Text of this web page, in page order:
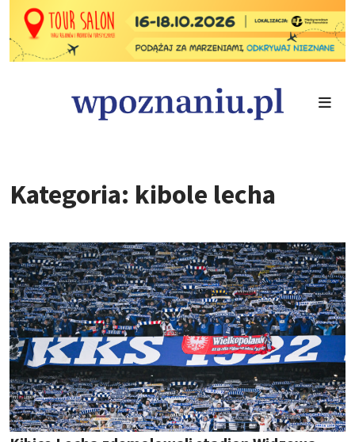
Kategoria: kibole lecha